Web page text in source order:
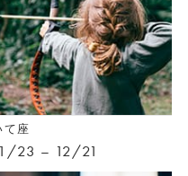
て座
23 – 12/21